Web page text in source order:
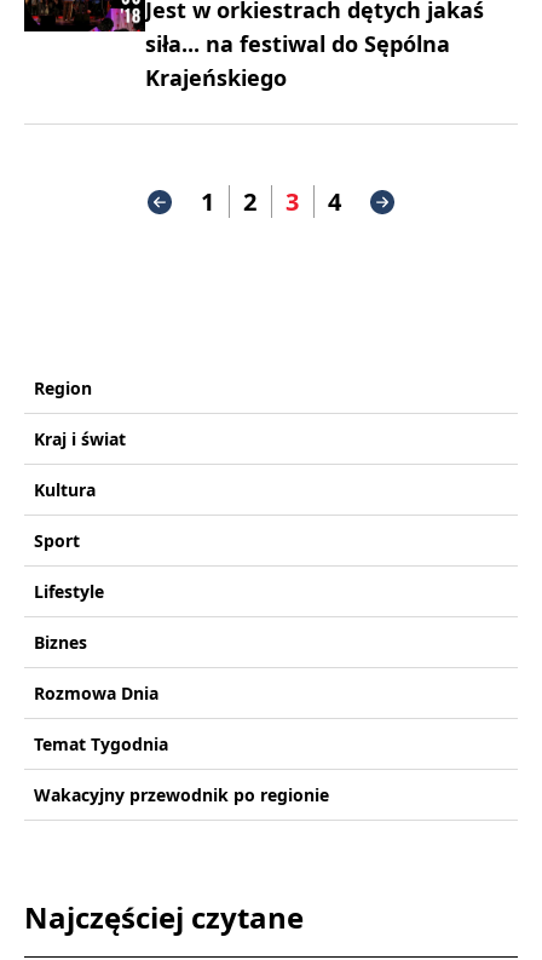
Jest w orkiestrach dętych jakaś
siła... na festiwal do Sępólna
Krajeńskiego
1 2 3 4
Region
Kraj i świat
Kultura
Sport
Lifestyle
Biznes
Rozmowa Dnia
Temat Tygodnia
Wakacyjny przewodnik po regionie
Najczęściej czytane